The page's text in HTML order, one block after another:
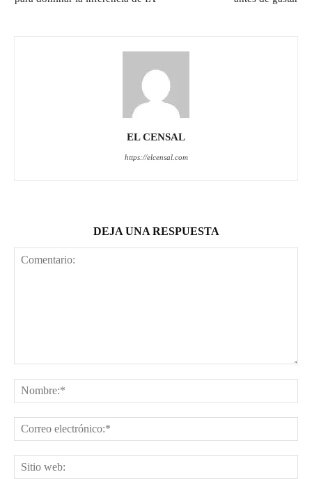
EL CENSAL
https://elcensal.com
DEJA UNA RESPUESTA